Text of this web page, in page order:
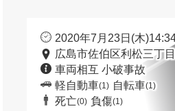
2020年7月23日(木
広島市佐伯区利松三丁
車両相互 小破事故
軽自動車(1) 自転車(1)
死亡(0) 負傷(1)